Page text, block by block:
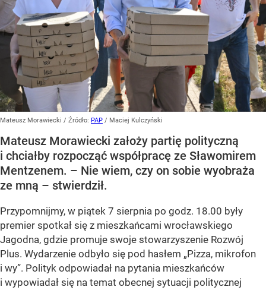
Mateusz Morawiecki / Źródło: PAP / Maciej Kulczyński
Mateusz Morawiecki założy partię polityczną
i chciałby rozpocząć współpracę ze Sławomirem
Mentzenem. – Nie wiem, czy on sobie wyobraża
ze mną – stwierdził.
Przypomnijmy, w piątek 7 sierpnia po godz. 18.00 były
premier spotkał się z mieszkańcami wrocławskiego
Jagodna, gdzie promuje swoje stowarzyszenie Rozwój
Plus. Wydarzenie odbyło się pod hasłem „Pizza, mikrofon
i wy”. Polityk odpowiadał na pytania mieszkańców
i wypowiadał się na temat obecnej sytuacji politycznej